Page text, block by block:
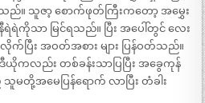
ည်။ သူဇာ့ စောက်ဖုတ်ကြီးကတော့ အမွှေး
နီရဲရဲကိုသာ မြင်ရသည်။ ပြီး အပေါ်တွင် လေး
ပြီး အဝတ်အစား များ ပြန်ဝတ်သည်။
ကလည်း တစ်ခန်းသာပြပြီး အခွေကုန်
တို့အမေပြန်ရောက် လာပြီး တံခါး